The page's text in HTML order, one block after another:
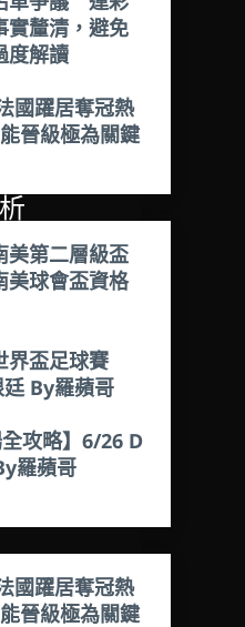
實釐清，避免
度解讀
國躍居奪冠熱
晉級極為關鍵
美第二層級盃
球會盃資格
界盃足球賽
By羅蘋哥
全攻略】6/26 D
羅蘋哥
國躍居奪冠熱
晉級極為關鍵